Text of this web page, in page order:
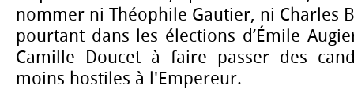
nommer ni Théophile Gautier, ni Charles
pourtant dans les élections d’Émile
Camille Doucet à faire passer des
moins hostiles à l'Empereur.